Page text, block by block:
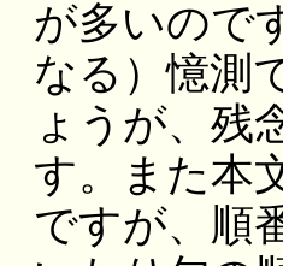
が多いので
なる）憶測
ょうが、残
す。また本
ですが、順